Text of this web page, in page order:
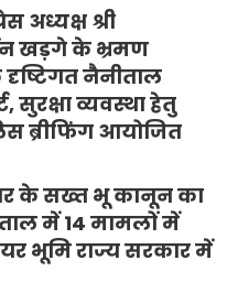
अध्यक्ष श्री
खड़गे के भ्रमण
दृष्टिगत नैनीताल
सुरक्षा व्यवस्था हेतु
ब्रीफिंग आयोजित
के सख्त भू कानून का
में 14 मामलों में
भूमि राज्य सरकार में